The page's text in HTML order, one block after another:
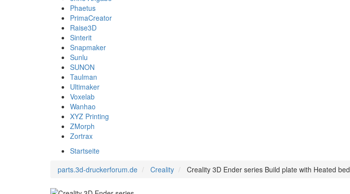
Phaetus
PrimaCreator
Raise3D
Sinterit
Snapmaker
Sunlu
SUNON
Taulman
Ultimaker
Voxelab
Wanhao
XYZ Printing
ZMorph
Zortrax
Startseite
parts.3d-druckerforum.de
Creality Creality 3D Ender series Build plate with Heated bed